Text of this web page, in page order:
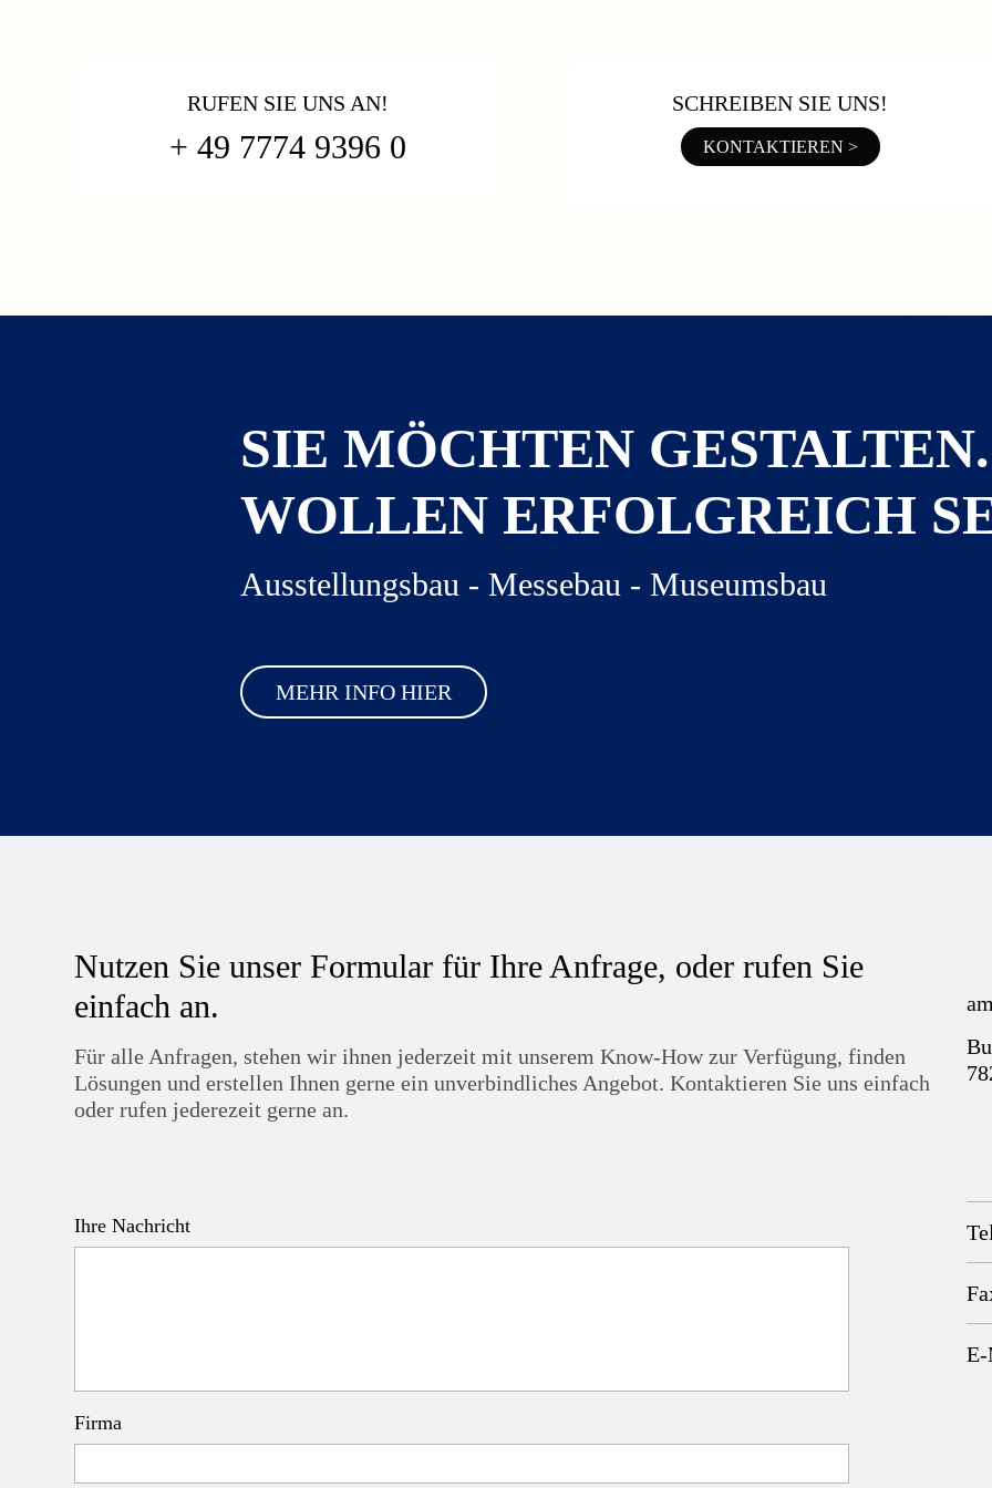
RUFEN SIE UNS AN!
+ 49 7774 9396 0
SCHREIBEN SIE UNS!
KONTAKTIEREN >
SIE MÖCHTEN
WOLLEN ERFOLGREICH
Ausstellungsbau - Messebau - Museumsbau
MEHR INFO HIER
Nutzen Sie unser Formular für Ihre Anfrage, oder rufen Sie
einfach an.
Für alle Anfragen, stehen wir ihnen jederzeit mit unserem Know-How zur Verfügung, finden
Lösungen und erstellen Ihnen gerne ein unverbindliches Angebot. Kontaktieren Sie uns einfach
oder rufen jederezeit gerne an.
Ihre Nachricht
Firma